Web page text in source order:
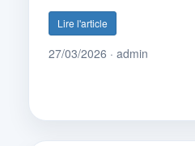
Lire l'article
27/03/2026 · admin